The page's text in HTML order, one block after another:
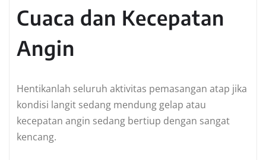
Cuaca dan Kecepatan
Angin
Hentikanlah seluruh aktivitas pemasangan atap jika
kondisi langit sedang mendung gelap atau
kecepatan angin sedang bertiup dengan sangat
kencang.